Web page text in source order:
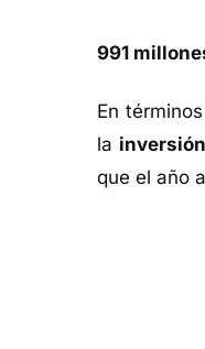
991
En
la
que el año